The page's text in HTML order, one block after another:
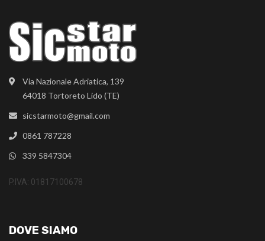
Via Nazionale Adriatica, 139
64018 Tortoreto Lido (TE)
sicstarmoto@gmail.com
0861 787228
339 5847304
P.IVA: 01817100678
DOVE SIAMO